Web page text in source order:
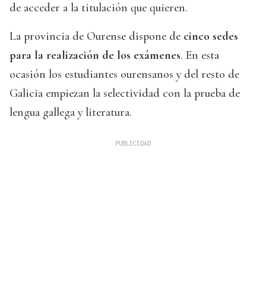
de acceder a la titulación que quieren.
La provincia de Ourense dispone de cinco sedes
para la realización de los exámenes. En esta
ocasión los estudiantes ourensanos y del resto de
Galicia empiezan la selectividad con la prueba de
lengua gallega y literatura.